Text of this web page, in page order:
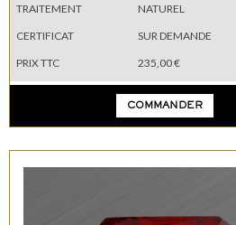
TRAITEMENT
NATUREL
CERTIFICAT
SUR DEMANDE
PRIX TTC
235,00 €
COMMANDER